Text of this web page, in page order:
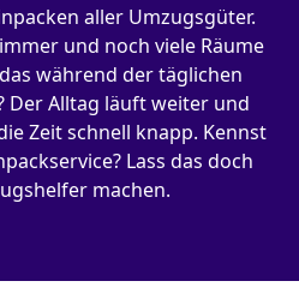
aller Umzugsgüter.
und noch viele Räume
während der täglichen
Der Alltag läuft weiter und
Zeit schnell knapp. Kennst
Lass das doch
machen.